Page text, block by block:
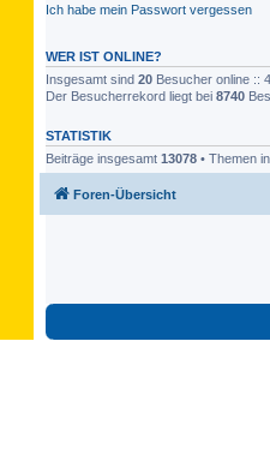
Ich habe mein Passwort vergessen
WER IST ONLINE?
Insgesamt sind 20 Besucher online ::
Der Besucherrekord liegt bei 8740
STATISTIK
Beiträge insgesamt 13078 • Themen
Foren-Übersicht